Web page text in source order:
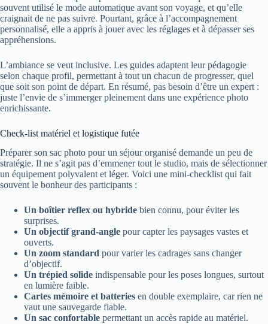
souvent utilisé le mode automatique avant son voyage, et qu’elle
craignait de ne pas suivre. Pourtant, grâce à l’accompagnement
personnalisé, elle a appris à jouer avec les réglages et à dépasser ses
appréhensions.
L’ambiance se veut inclusive. Les guides adaptent leur pédagogie
selon chaque profil, permettant à tout un chacun de progresser, quel
que soit son point de départ. En résumé, pas besoin d’être un expert :
juste l’envie de s’immerger pleinement dans une expérience photo
enrichissante.
Check-list matériel et logistique futée
Préparer son sac photo pour un séjour organisé demande un peu de
stratégie. Il ne s’agit pas d’emmener tout le studio, mais de sélectionner
un équipement polyvalent et léger. Voici une mini-checklist qui fait
souvent le bonheur des participants :
Un boîtier reflex ou hybride bien connu, pour éviter les
surprises.
Un objectif grand-angle pour capter les paysages vastes et
ouverts.
Un zoom standard pour varier les cadrages sans changer
d’objectif.
Un trépied solide indispensable pour les poses longues, surtout
en lumière faible.
Cartes mémoire et batteries en double exemplaire, car rien ne
vaut une sauvegarde fiable.
Un sac confortable permettant un accès rapide au matériel.